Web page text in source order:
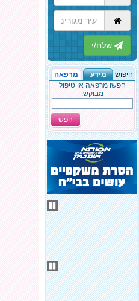
הבא
חיפוש מידע
מרפאה
חפשו מרפאה או טיפול
מבוקש:
חפש